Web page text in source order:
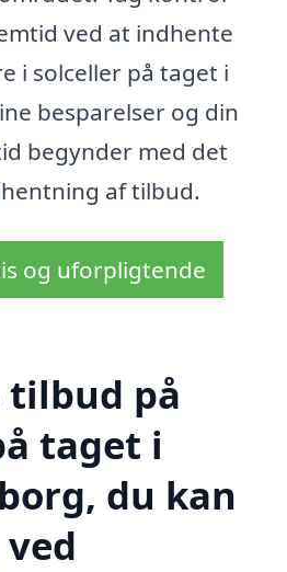
ved at indhente
i solceller på taget i
besparelser og din
begynder med det
af tilbud.
og uforpligtende
tilbud på
taget i
du kan